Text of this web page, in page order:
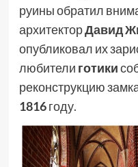
руины обратил
архитекторДавид
опубликовал их
любители готики
реконструкцию
1816году.